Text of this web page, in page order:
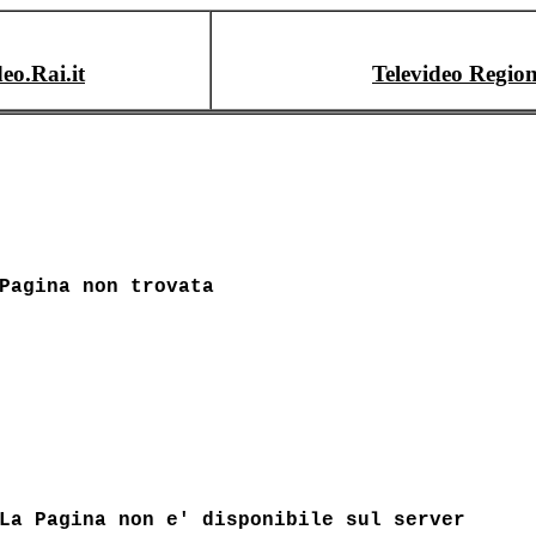
Televideo
Pagina non trovata
La Pagina non e' disponibile sul server